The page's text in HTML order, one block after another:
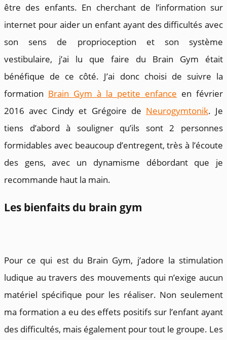
être des enfants. En cherchant de l’information sur
internet pour aider un enfant ayant des difficultés avec
son sens de proprioception et son système
vestibulaire, j’ai lu que faire du Brain Gym était
bénéfique de ce côté. J’ai donc choisi de suivre la
formation Brain Gym à la petite enfance en février
2016 avec Cindy et Grégoire de Neurogymtonik. Je
tiens d’abord à souligner qu’ils sont 2 personnes
formidables avec beaucoup d’entregent, très à l’écoute
des gens, avec un dynamisme débordant que je
recommande haut la main.
Les bienfaits du brain gym
Pour ce qui est du Brain Gym, j’adore la stimulation
ludique au travers des mouvements qui n’exige aucun
matériel spécifique pour les réaliser. Non seulement
ma formation a eu des effets positifs sur l’enfant ayant
des difficultés, mais également pour tout le groupe. Les